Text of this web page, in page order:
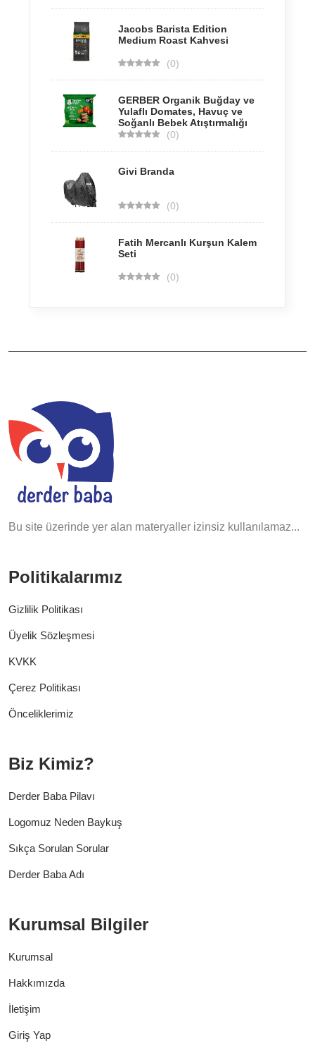
Jacobs Barista Edition
Medium Roast Kahvesi
(0)
GERBER Organik Buğday ve
Yulaflı Domates, Havuç ve
Soğanlı Bebek Atıştırmalığı
(0)
Givi Branda
(0)
Fatih Mercanlı Kurşun Kalem
Seti
(0)
Bu site üzerinde yer alan materyaller izinsiz kullanılamaz...
Politikalarımız
Gizlilik Politikası
Üyelik Sözleşmesi
KVKK
Çerez Politikası
Önceliklerimiz
Biz Kimiz?
Derder Baba Pilavı
Logomuz Neden Baykuş
Sıkça Sorulan Sorular
Derder Baba Adı
Kurumsal Bilgiler
Kurumsal
Hakkımızda
İletişim
Giriş Yap